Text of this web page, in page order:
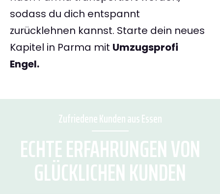
sodass du dich entspannt
zurücklehnen kannst. Starte dein neues
Kapitel in Parma mit Umzugsprofi
Engel.
Zufriedene Kunden aus Essen
ECHTE ERFAHRUNGEN VON
GLÜCKLICHEN KUNDEN